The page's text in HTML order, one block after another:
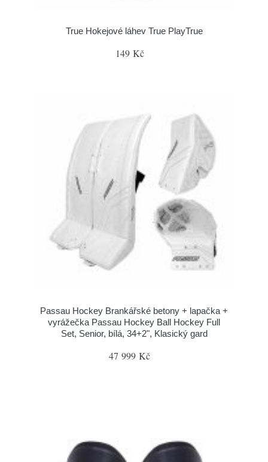
True Hokejové láhev True PlayTrue
149 Kč
Passau Hockey Brankářské betony + lapačka +
vyrážečka Passau Hockey Ball Hockey Full
Set, Senior, bílá, 34+2", Klasický gard
47 999 Kč